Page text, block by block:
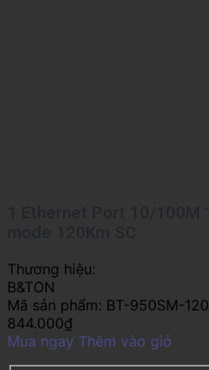
Thương hiệu:
B&TON
Mã sản phẩm: BT-950SM-120
844.000₫
Mua ngay Thêm vào giỏ